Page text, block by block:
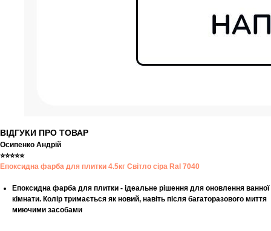
ВІДГУКИ ПРО ТОВАР
Осипенко Андрій
⭐⭐⭐⭐⭐
Епоксидна фарба для плитки 4.5кг Світло сіра Ral 7040
Епоксидна фарба для плитки - ідеальне рішення для оновлення ванної
кімнати. Колір тримається як новий, навіть після багаторазового миття
миючими засобами